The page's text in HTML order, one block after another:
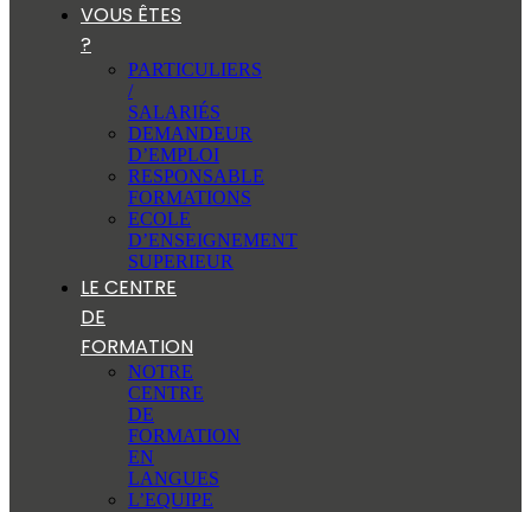
VOUS ÊTES
?
PARTICULIERS
/
SALARIÉS
DEMANDEUR
D’EMPLOI
RESPONSABLE
FORMATIONS
ECOLE
D’ENSEIGNEMENT
SUPERIEUR
LE CENTRE
DE
FORMATION
NOTRE
CENTRE
DE
FORMATION
EN
LANGUES
L’EQUIPE